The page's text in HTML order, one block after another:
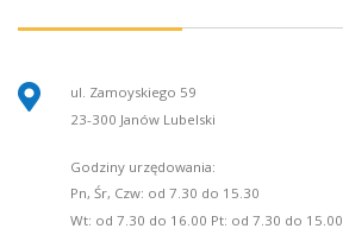
ul. Zamoyskiego 59
23-300 Janów Lubelski
Godziny urzędowania:
Pn, Śr, Czw: od 7.30 do 15.30
Wt: od 7.30 do 16.00 Pt: od 7.30 do 15.00